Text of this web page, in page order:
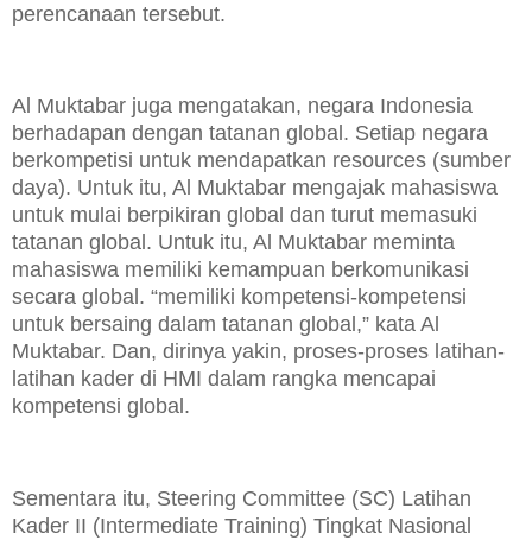
perencanaan tersebut.
Al Muktabar juga mengatakan, negara Indonesia
berhadapan dengan tatanan global. Setiap negara
berkompetisi untuk mendapatkan resources (sumber
daya). Untuk itu, Al Muktabar mengajak mahasiswa
untuk mulai berpikiran global dan turut memasuki
tatanan global. Untuk itu, Al Muktabar meminta
mahasiswa memiliki kemampuan berkomunikasi
secara global. “memiliki kompetensi-kompetensi
untuk bersaing dalam tatanan global,” kata Al
Muktabar. Dan, dirinya yakin, proses-proses latihan-
latihan kader di HMI dalam rangka mencapai
kompetensi global.
Sementara itu, Steering Committee (SC) Latihan
Kader II (Intermediate Training) Tingkat Nasional